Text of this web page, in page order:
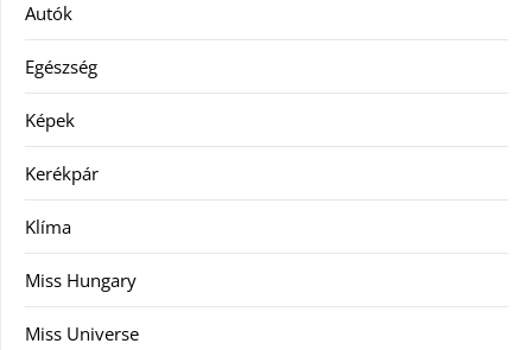
Autók
Egészség
Képek
Kerékpár
Klíma
Miss Hungary
Miss Universe